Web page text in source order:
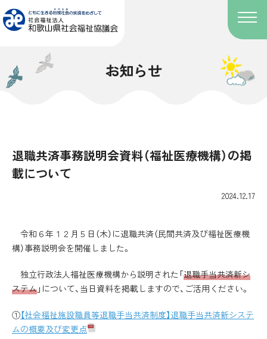
お知らせ
退職共済事務説明会資料（福祉医療機構）の掲
載について
2024.12.17
令和６年１２月５日（木）に退職共済（民間共済及び福祉医療機
構）事務説明会を開催しました。
独立行政法人福祉医療機構から説明された「退職手当共済新シ
ステム」について、当日資料を掲載しますので、ご活用ください。
①【社会福祉施設職員等退職手当共済制度】退職手当共済新システ
ムの概要及び変更点